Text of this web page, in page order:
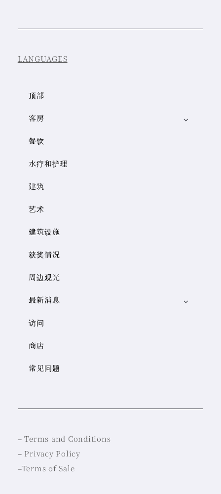
LANGUAGES
顶部
客房
餐饮
水疗和护理
建筑
艺术
建筑设施
获奖情况
周边观光
最新消息
访问
商店
常见问题
–Terms and Conditions
– Privacy Policy
–Terms of Sale